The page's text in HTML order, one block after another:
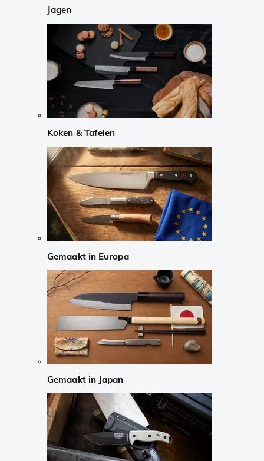
Jagen
Koken & Tafelen
Gemaakt in Europa
Gemaakt in Japan